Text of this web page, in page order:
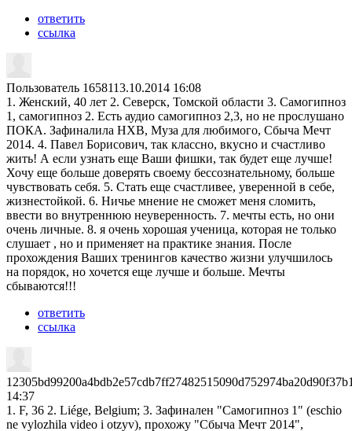
ответить
ссылка
Пользователь 1658113.10.2014 16:08
1. Женский, 40 лет 2. Северск, Томской области 3. Самогипноз
1, самогипноз 2. Есть аудио самогипноз 2,3, но не прослушано
ПОКА. Зафиналила НХВ, Муза для любимого, Сбыча Мечт
2014. 4. Павел Борисович, так классно, вкусно и счастливо
жить! А если узнать еще Ваши фишки, так будет еще лучше!
Хочу еще больше доверять своему бессознательному, больше
чувствовать себя. 5. Стать еще счастливее, уверенной в себе,
жизнестойкой. 6. Ничье мнение не сможет меня сломить,
ввести во внутреннюю неуверенность. 7. мечты есть, но они
очень личные. 8. я очень хорошая ученица, которая не только
слушает , но и применяет на практике знания. После
прохождения Ваших тренингов качество жизни улучшилось
на порядок, но хочется еще лучше и больше. Мечты
сбываются!!!
ответить
ссылка
12305bd99200a4bdb2e57cdb7ff27482515090d752974ba20d90f37b
14:37
1. F, 36 2. Liége, Belgium; 3. Зафинален "Самогипноз 1" (eschio
ne vylozhila video i otzyv), прохожу "Сбыча Мечт 2014",